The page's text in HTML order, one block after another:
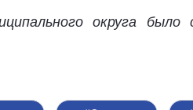
округа было